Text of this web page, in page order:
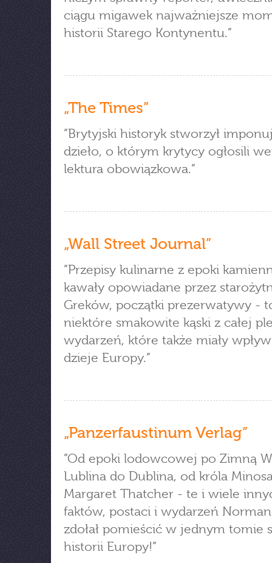
ciągu migawek najważniejsze
historii Starego Kontynentu.”
„The Times”
”Brytyjski historyk stworzył
dzieło, o którym krytycy ogłosili
lektura obowiązkowa.”
„Wall Street Journal”
”Przepisy kulinarne z epoki
kawały opowiadane przez
Greków, początki prezerwatywy -
niektóre smakowite kąski z całej
wydarzeń, które także miały
dzieje Europy.”
„Panzerfaustinum Verlag”
”Od epoki lodowcowej po Zimną
Lublina do Dublina, od króla
Margaret Thatcher - te i wiele
faktów, postaci i wydarzeń
zdołał pomieścić w jednym tomie
historii Europy!”